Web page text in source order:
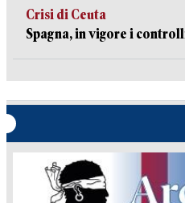
Crisi di Ceuta
Spagna, in vigore i